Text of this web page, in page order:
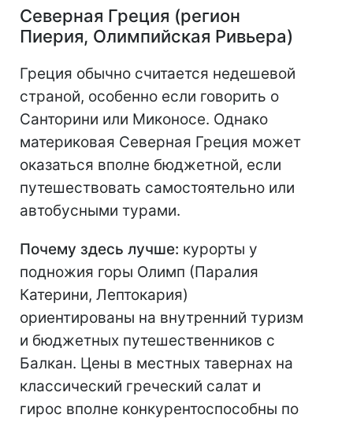
Северная Греция (регион
Пиерия, Олимпийская Ривьера)
Греция обычно считается недешевой
страной, особенно если говорить о
Санторини или Миконосе. Однако
материковая Северная Греция может
оказаться вполне бюджетной, если
путешествовать самостоятельно или
автобусными турами.
Почему здесь лучше: курорты у
подножия горы Олимп (Паралия
Катерини, Лептокария)
ориентированы на внутренний туризм
и бюджетных путешественников с
Балкан. Цены в местных тавернах на
классический греческий салат и
гирос вполне конкурентоспособны по